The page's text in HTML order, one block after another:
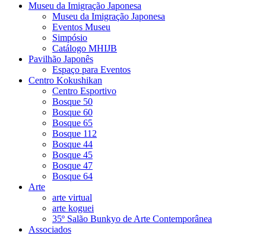
Museu da Imigração Japonesa
Museu da Imigração Japonesa
Eventos Museu
Simpósio
Catálogo MHIJB
Pavilhão Japonês
Espaço para Eventos
Centro Kokushikan
Centro Esportivo
Bosque 50
Bosque 60
Bosque 65
Bosque 112
Bosque 44
Bosque 45
Bosque 47
Bosque 64
Arte
arte virtual
arte koguei
35º Salão Bunkyo de Arte Contemporânea
Associados